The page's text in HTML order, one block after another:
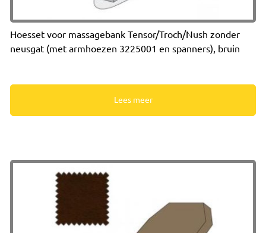
Hoesset voor massagebank Tensor/Troch/Nush zonder
neusgat (met armhoezen 3225001 en spanners), bruin
Lees meer